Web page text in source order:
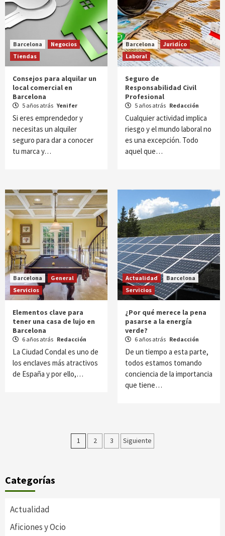
Barcelona
Negocios
Tiendas
Consejos para alquilar un
local comercial en
Barcelona
5 años atrás Yenifer
Si eres emprendedor y
necesitas un alquiler
seguro para dar a conocer
tu marca y…
Barcelona
Juridíco
Laboral
Seguro de
Responsabilidad Civil
Profesional
5 años atrás Redacción
Cualquier actividad implica
riesgo y el mundo laboral no
es una excepción. Todo
aquel que…
Barcelona
General
Servicios
Elementos clave para
tener una casa de lujo en
Barcelona
6 años atrás Redacción
La Ciudad Condal es uno de
los enclaves más atractivos
de España y por ello,…
Actualidad
Barcelona
Servicios
¿Por qué merece la pena
pasarse a la energía
verde?
6 años atrás Redacción
De un tiempo a esta parte,
todos estamos tomando
conciencia de la importancia
que tiene…
Paginación
1 2 3 Siguiente
Categorías
Actualidad
Aficiones y Ocio